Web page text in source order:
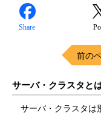
Share
前の
サーバ・クラスタと
サーバ・クラスタは